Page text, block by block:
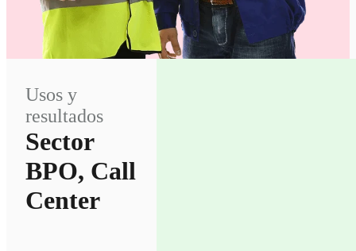
Usos y
resultados
Sector
BPO, Call
Center